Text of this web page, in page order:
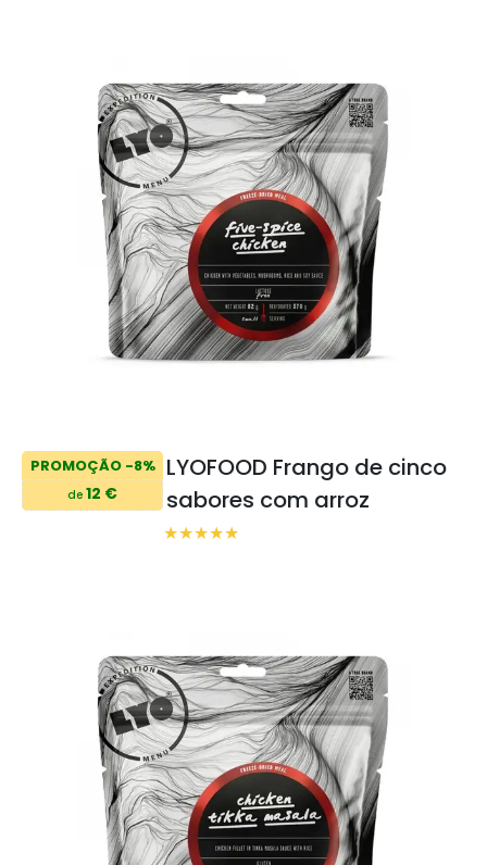
PROMOÇÃO -8%
de 12 €
LYOFOOD Frango de cinco
sabores com arroz